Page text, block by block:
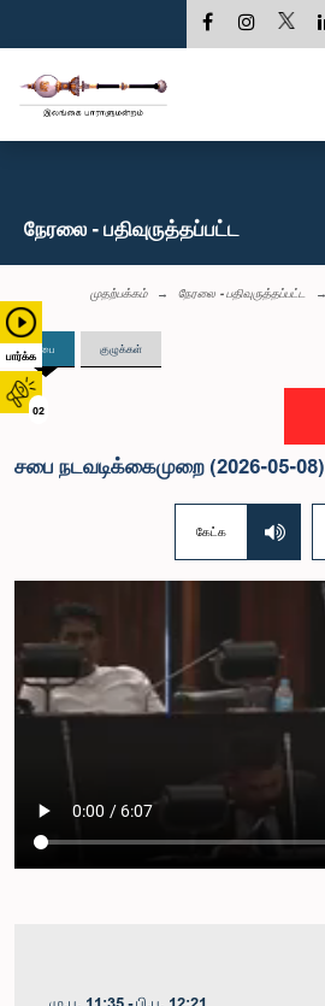
பார்க்க
02
நேரலை - பதிவுருத்தப்பட்ட
முதற்பக்கம் நேரலை - பதிவுருத்தப்பட்ட
சபை குழுக்கள்
சபை நடவடிக்கைமுறை (2026-05-08)
கேட்க